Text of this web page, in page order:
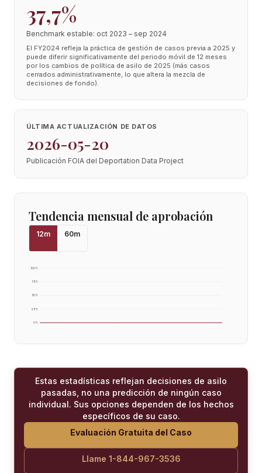
37,7%
Benchmark estable: oct 2023 – sep 2024
El FY2024 refleja la práctica de gestión de casos previa a 2025 y
puede diferir significativamente del periodo móvil de 12 meses
por los cambios de política de asilo de 2025 (más casos
cerrados administrativamente, lo que altera la mezcla de
decisiones de fondo).
ÚLTIMA ACTUALIZACIÓN DE DATOS
2026-05-20
Publicación FOIA del Deportation Data Project
Tendencia mensual de aprobación
12m 60m
0%
25%
50%
75%
100%
Estas estadísticas reflejan decisiones de asilo
pasadas, no una predicción de ningún caso
individual. Sus opciones dependen de los hechos
específicos de su caso.
Evaluación Gratuita del Caso
Llame 1-844-967-3536